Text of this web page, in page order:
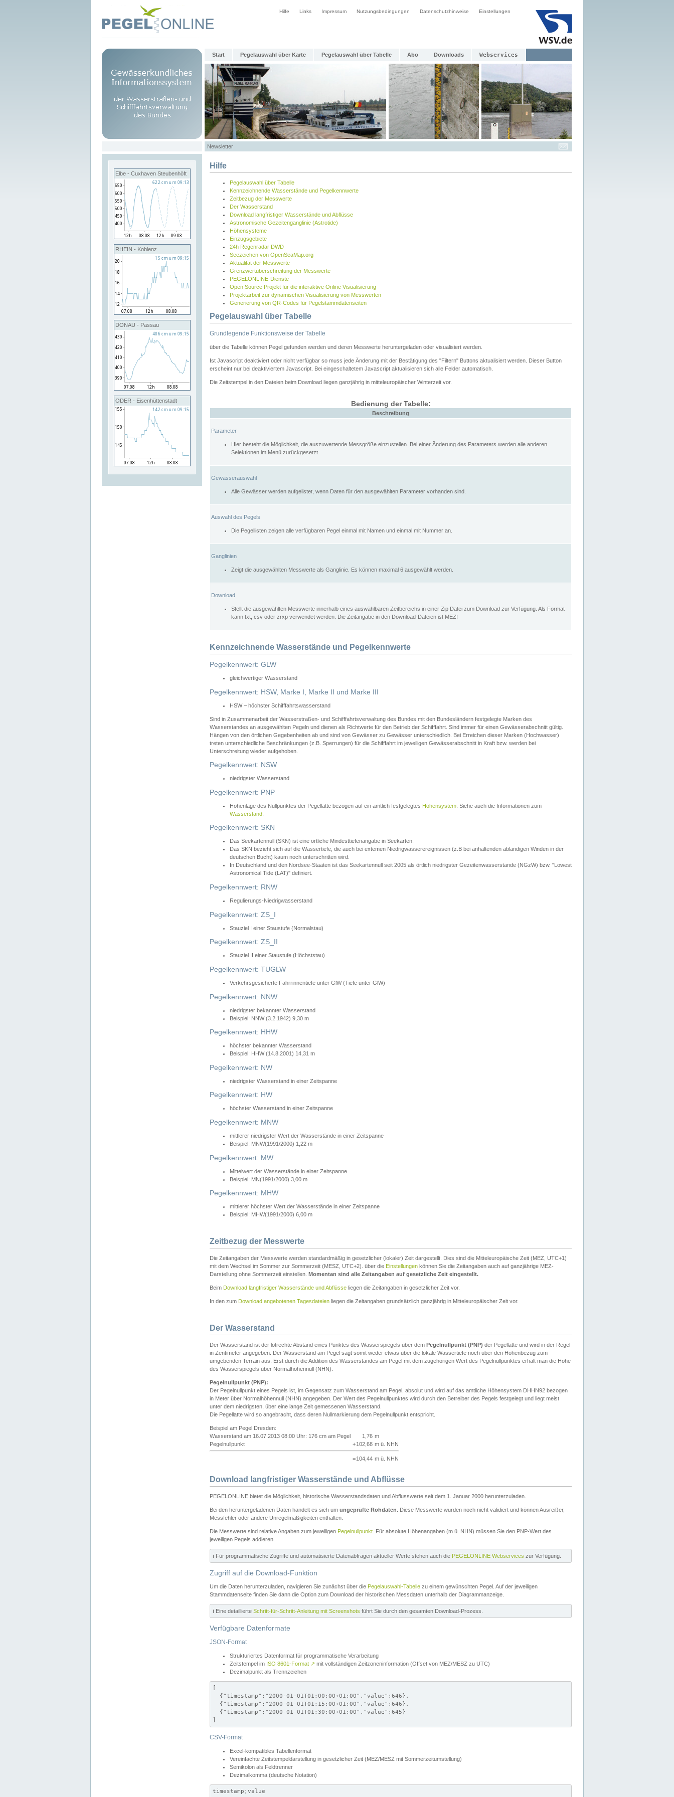
Hilfe Links Impressum Nutzungsbedingungen Datenschutzhinweise Einstellungen
Start Pegelauswahl über Karte Pegelauswahl über Tabelle Abo Downloads Webservices
Newsletter
Elbe - Cuxhaven Steubenhöft
RHEIN - Koblenz
DONAU - Passau
ODER - Eisenhüttenstadt
Hilfe
Pegelauswahl über Tabelle
Kennzeichnende Wasserstände und Pegelkennwerte
Zeitbezug der Messwerte
Der Wasserstand
Download langfristiger Wasserstände und Abflüsse
Astronomische Gezeitenganglinie (Astrotide)
Höhensysteme
Einzugsgebiete
24h Regenradar DWD
Seezeichen von OpenSeaMap.org
Aktualität der Messwerte
Grenzwertüberschreitung der Messwerte
PEGELONLINE-Dienste
Open Source Projekt für die interaktive Online Visualisierung
Projektarbeit zur dynamischen Visualisierung von Messwerten
Generierung von QR-Codes für Pegelstammdatenseiten
Pegelauswahl über Tabelle
Grundlegende Funktionsweise der Tabelle
über die Tabelle können Pegel gefunden werden und deren Messwerte heruntergeladen oder visualisiert werden.
Ist Javascript deaktiviert oder nicht verfügbar so muss jede Änderung mit der Bestätigung des "Filtern" Buttons aktualisiert werden. Dieser Button
erscheint nur bei deaktiviertem Javascript. Bei eingeschaltetem Javascript aktualisieren sich alle Felder automatisch.
Die Zeitstempel in den Dateien beim Download liegen ganzjährig in mitteleuropäischer Winterzeit vor.
Bedienung der Tabelle:
Beschreibung
Parameter
Hier besteht die Möglichkeit, die auszuwertende Messgröße einzustellen. Bei einer Änderung des Parameters werden alle anderen
Selektionen im Menü zurückgesetzt.
Gewässerauswahl
Alle Gewässer werden aufgelistet, wenn Daten für den ausgewählten Parameter vorhanden sind.
Auswahl des Pegels
Die Pegellisten zeigen alle verfügbaren Pegel einmal mit Namen und einmal mit Nummer an.
Ganglinien
Zeigt die ausgewählten Messwerte als Ganglinie. Es können maximal 6 ausgewählt werden.
Download
Stellt die ausgewählten Messwerte innerhalb eines auswählbaren Zeitbereichs in einer Zip Datei zum Download zur Verfügung. Als Format
kann txt, csv oder zrxp verwendet werden. Die Zeitangabe in den Download-Dateien ist MEZ!
Kennzeichnende Wasserstände und Pegelkennwerte
Pegelkennwert: GLW
gleichwertiger Wasserstand
Pegelkennwert: HSW, Marke I, Marke II und Marke III
HSW – höchster Schifffahrtswasserstand
Sind in Zusammenarbeit der Wasserstraßen- und Schifffahrtsverwaltung des Bundes mit den Bundesländern festgelegte Marken des
Wasserstandes an ausgewählten Pegeln und dienen als Richtwerte für den Betrieb der Schifffahrt. Sind immer für einen Gewässerabschnitt gültig.
Hängen von den örtlichen Gegebenheiten ab und sind von Gewässer zu Gewässer unterschiedlich. Bei Erreichen dieser Marken (Hochwasser)
treten unterschiedliche Beschränkungen (z.B. Sperrungen) für die Schifffahrt im jeweiligen Gewässerabschnitt in Kraft bzw. werden bei
Unterschreitung wieder aufgehoben.
Pegelkennwert: NSW
niedrigster Wasserstand
Pegelkennwert: PNP
Höhenlage des Nullpunktes der Pegellatte bezogen auf ein amtlich festgelegtes Höhensystem . Siehe auch die Informationen zum
Wasserstand
Pegelkennwert: SKN
Das Seekartennull (SKN) ist eine örtliche Mindesttiefenangabe in Seekarten.
Das SKN bezieht sich auf die Wassertiefe, die auch bei extemen Niedrigwasserereignissen (z.B bei anhaltenden ablandigen Winden in der
deutschen Bucht) kaum noch unterschritten wird.
In Deutschland und den Nordsee-Staaten ist das Seekartennull seit 2005 als örtlich niedrigster Gezeitenwasserstande (NGzW) bzw. "Lowest
Astronomical Tide (LAT)" definiert.
Pegelkennwert: RNW
Regulierungs-Niedrigwasserstand
Pegelkennwert: ZS_I
Stauziel I einer Staustufe (Normalstau)
Pegelkennwert: ZS_II
Stauziel II einer Staustufe (Höchststau)
Pegelkennwert: TUGLW
Verkehrsgesicherte Fahrrinnentiefe unter GlW (Tiefe unter GlW)
Pegelkennwert: NNW
niedrigster bekannter Wasserstand
Beispiel: NNW (3.2.1942) 9,30 m
Pegelkennwert: HHW
höchster bekannter Wasserstand
Beispiel: HHW (14.8.2001) 14,31 m
Pegelkennwert: NW
niedrigster Wasserstand in einer Zeitspanne
Pegelkennwert: HW
höchster Wasserstand in einer Zeitspanne
Pegelkennwert: MNW
mittlerer niedrigster Wert der Wasserstände in einer Zeitspanne
Beispiel: MNW(1991/2000) 1,22 m
Pegelkennwert: MW
Mittelwert der Wasserstände in einer Zeitspanne
Beispiel: MN(1991/2000) 3,00 m
Pegelkennwert: MHW
mittlerer höchster Wert der Wasserstände in einer Zeitspanne
Beispiel: MHW(1991/2000) 6,00 m
Zeitbezug der Messwerte
Die Zeitangaben der Messwerte werden standardmäßig in gesetzlicher (lokaler) Zeit dargestellt. Dies sind die Mitteleuropäische Zeit (MEZ, UTC+1)
mit dem Wechsel im Sommer zur Sommerzeit (MESZ, UTC+2). über die Einstellungen können Sie die Zeitangaben auch auf ganzjährige MEZ-
Darstellung ohne Sommerzeit einstellen. Momentan sind alle Zeitangaben auf gesetzliche Zeit eingestellt.
Beim Download langfristiger Wasserstände und Abflüsse liegen die Zeitangaben in gesetzlicher Zeit vor.
In den zum Download angebotenen Tagesdateien liegen die Zeitangaben grundsätzlich ganzjährig in Mitteleuropäischer Zeit vor.
Der Wasserstand
Der Wasserstand ist der lotrechte Abstand eines Punktes des Wasserspiegels über dem Pegelnullpunkt (PNP) der Pegellatte und wird in der Regel
in Zentimeter angegeben. Der Wasserstand am Pegel sagt somit weder etwas über die lokale Wassertiefe noch über den Höhenbezug zum
umgebenden Terrain aus. Erst durch die Addition des Wasserstandes am Pegel mit dem zugehörigen Wert des Pegelnullpunktes erhält man die Höhe
des Wasserspiegels über Normalhöhennull (NHN).
Pegelnullpunkt (PNP):
Der Pegelnullpunkt eines Pegels ist, im Gegensatz zum Wasserstand am Pegel, absolut und wird auf das amtliche Höhensystem DHHN92 bezogen
in Meter über Normalhöhennull (NHN) angegeben. Der Wert des Pegelnullpunktes wird durch den Betreiber des Pegels festgelegt und liegt meist
unter dem niedrigsten, über eine lange Zeit gemessenen Wasserstand.
Die Pegellatte wird so angebracht, dass deren Nullmarkierung dem Pegelnullpunkt entspricht.
Beispiel am Pegel Dresden:
Wasserstand am 16.07.2013 08:00 Uhr: 176 cm am Pegel
1,76 m
Pegelnullpunkt
+102,68 m ü. NHN
=104,44 m ü. NHN
Download langfristiger Wasserstände und Abflüsse
PEGELONLINE bietet die Möglichkeit, historische Wasserstandsdaten und Abflusswerte seit dem 1. Januar 2000 herunterzuladen.
Bei den heruntergeladenen Daten handelt es sich um ungeprüfte Rohdaten . Diese Messwerte wurden noch nicht validiert und können Ausreißer,
Messfehler oder andere Unregelmäßigkeiten enthalten.
Die Messwerte sind relative Angaben zum jeweiligen Pegelnullpunkt . Für absolute Höhenangaben (m ü. NHN) müssen Sie den PNP-Wert des
jeweiligen Pegels addieren.
ℹ️ Für programmatische Zugriffe und automatisierte Datenabfragen aktueller Werte stehen auch die PEGELONLINE Webservices zur Verfügung.
Zugriff auf die Download-Funktion
Um die Daten herunterzuladen, navigieren Sie zunächst über die Pegelauswahl-Tabelle zu einem gewünschten Pegel. Auf der jeweiligen
Stammdatenseite finden Sie dann die Option zum Download der historischen Messdaten unterhalb der Diagrammanzeige.
ℹ️ Eine detaillierte Schritt-für-Schritt-Anleitung mit Screenshots führt Sie durch den gesamten Download-Prozess.
Verfügbare Datenformate
JSON-Format
Strukturiertes Datenformat für programmatische Verarbeitung
Zeitstempel im ISO 8601-Format ↗ mit vollständigen Zeitzoneninformation (Offset von MEZ/MESZ zu UTC)
Dezimalpunkt als Trennzeichen
[
  {"timestamp":"2000-01-01T01:00:00+01:00","value":646},
  {"timestamp":"2000-01-01T01:15:00+01:00","value":646},
  {"timestamp":"2000-01-01T01:30:00+01:00","value":645}
]
CSV-Format
Excel-kompatibles Tabellenformat
Vereinfachte Zeitstempeldarstellung in gesetzlicher Zeit (MEZ/MESZ mit Sommerzeitumstellung)
Semikolon als Feldtrenner
Dezimalkomma (deutsche Notation)
timestamp;value